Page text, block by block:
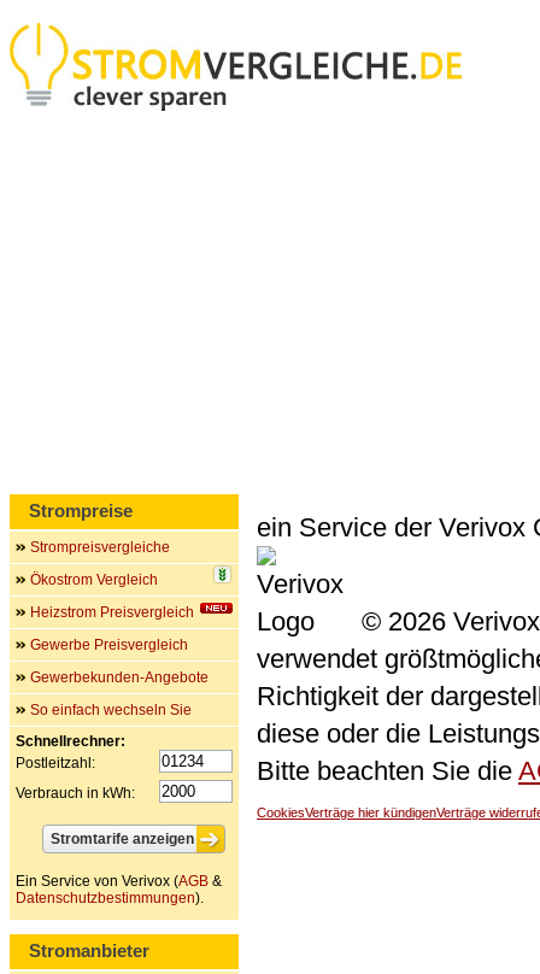
ein Service der Verivox
© 2026
verwendet
Richtigkeit der
diese oder die
Bitte beachten Sie die
CookiesVerträge hier kündigenVerträge
Strompreise
Strompreisvergleiche
Ökostrom Vergleich
Heizstrom Preisvergleich
Gewerbe Preisvergleich
Gewerbekunden-Angebote
So einfach wechseln Sie
Schnellrechner:
Postleitzahl:
Verbrauch in kWh:
Ein Service von Verivox (AGB &
Datenschutzbestimmungen).
Stromanbieter